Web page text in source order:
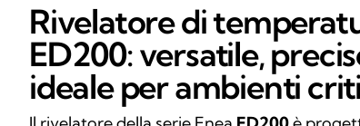
Rivelatore di
ED200: versatile,
ideale per ambienti